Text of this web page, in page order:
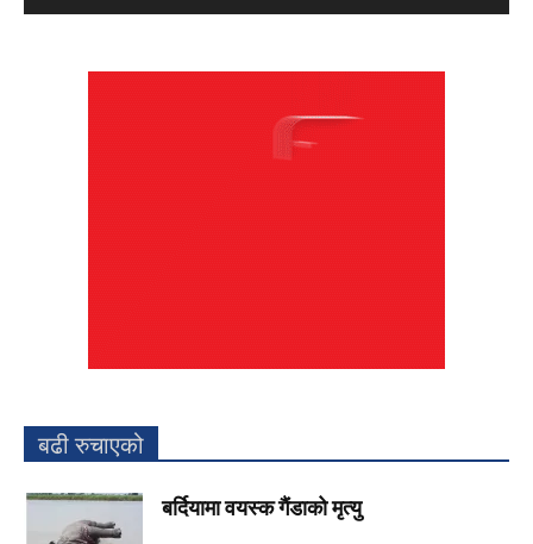
बढी रुचाएको
बर्दियामा वयस्क गैंडाको मृत्यु